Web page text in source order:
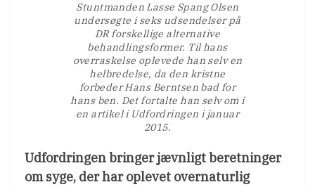
Stuntmanden Lasse Spang Olsen
undersøgte i seks udsendelser på
DR forskellige alternative
behandlingsformer. Til hans
overraskelse oplevede han selv en
helbredelse, da den kristne
forbeder Hans Berntsen bad for
hans ben. Det fortalte han selv om i
en artikel i Udfordringen i januar
2015.
Udfordringen bringer jævnligt beretninger
om syge, der har oplevet overnaturlig